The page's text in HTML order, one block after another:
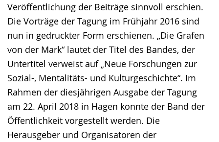
Veröffentlichung der Beiträge sinnvoll erschien.
Die Vorträge der Tagung im Frühjahr 2016 sind
nun in gedruckter Form erschienen. „Die Grafen
von der Mark“ lautet der Titel des Bandes, der
Untertitel verweist auf „Neue Forschungen zur
Sozial-, Mentalitäts- und Kulturgeschichte“. Im
Rahmen der diesjährigen Ausgabe der Tagung
am 22. April 2018 in Hagen konnte der Band der
Öffentlichkeit vorgestellt werden. Die
Herausgeber und Organisatoren der